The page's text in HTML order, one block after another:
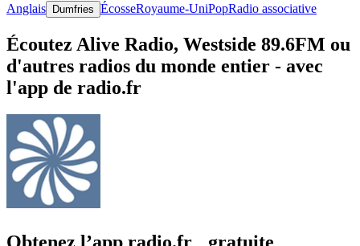
Anglais Dumfries ÉcosseRoyaume-UniPopRadio associative
Écoutez Alive Radio, Westside 89.6FM ou
d'autres radios du monde entier - avec
l'app de radio.fr